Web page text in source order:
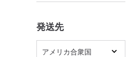
発送先
アメリカ合衆国